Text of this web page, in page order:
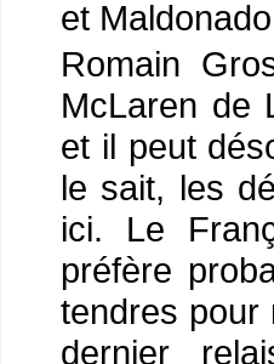
et
Romain
McLaren de
et il peut
le sait, les
ici. Le
préfère
tendres pour
dernier